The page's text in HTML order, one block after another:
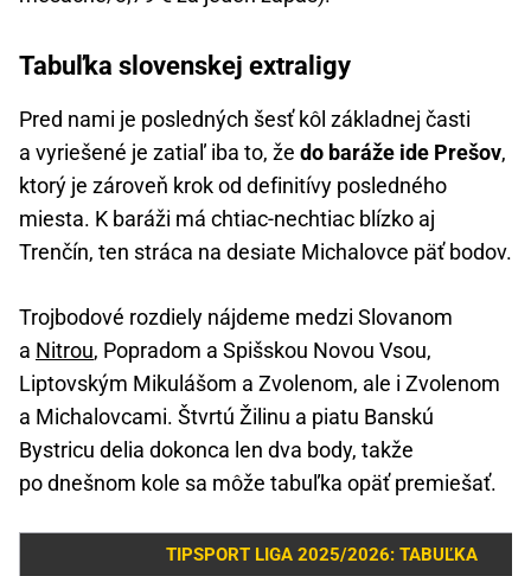
Tabuľka slovenskej extraligy
Pred nami je posledných šesť kôl základnej časti
a vyriešené je zatiaľ iba to, že do baráže ide Prešov,
ktorý je zároveň krok od definitívy posledného
miesta. K baráži má chtiac-nechtiac blízko aj
Trenčín, ten stráca na desiate Michalovce päť bodov.
Trojbodové rozdiely nájdeme medzi Slovanom
a Nitrou, Popradom a Spišskou Novou Vsou,
Liptovským Mikulášom a Zvolenom, ale i Zvolenom
a Michalovcami. Štvrtú Žilinu a piatu Banskú
Bystricu delia dokonca len dva body, takže
po dnešnom kole sa môže tabuľka opäť premiešať.
TIPSPORT LIGA 2025/2026: TABUĽKA